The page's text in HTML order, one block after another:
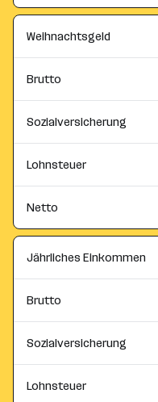
Weihnachtsgeld
Brutto
Sozialversicherung
Lohnsteuer
Netto
Jährliches Einkommen
Brutto
Sozialversicherung
Lohnsteuer